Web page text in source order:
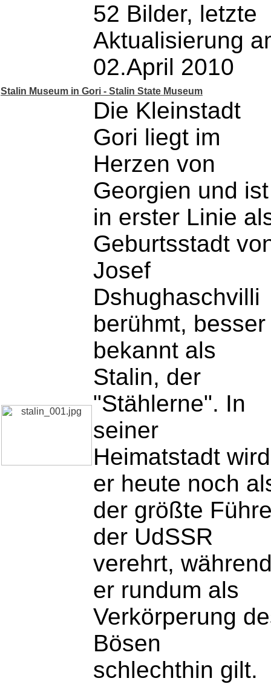
52 Bilder, letzte
Aktualisierung
02.April 2010
Stalin Museum in Gori - Stalin State Museum
Die Kleinstadt
Gori liegt im
Herzen von
Georgien und ist
in erster Linie
Geburtsstadt
Josef
Dshughaschvilli
berühmt, besser
bekannt als
Stalin, der
"Stählerne". In
seiner
Heimatstadt wird
er heute noch
der größte
der UdSSR
verehrt,
er rundum als
Verkörperung
Bösen
schlechthin gilt.